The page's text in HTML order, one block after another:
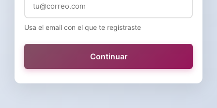
Usa el email con el que te registraste
Continuar